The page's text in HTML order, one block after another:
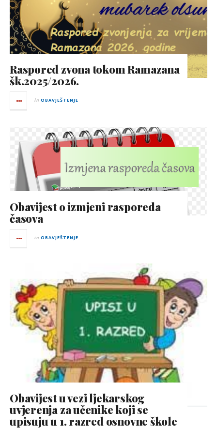
Raspored zvona tokom Ramazana
šk.2025/2026.
in OBAVJEŠTENJE
Obavijest o izmjeni rasporeda
časova
in OBAVJEŠTENJE
Obavijest u vezi ljekarskog
uvjerenja za učenike koji se
upisuju u 1. razred osnovne škole